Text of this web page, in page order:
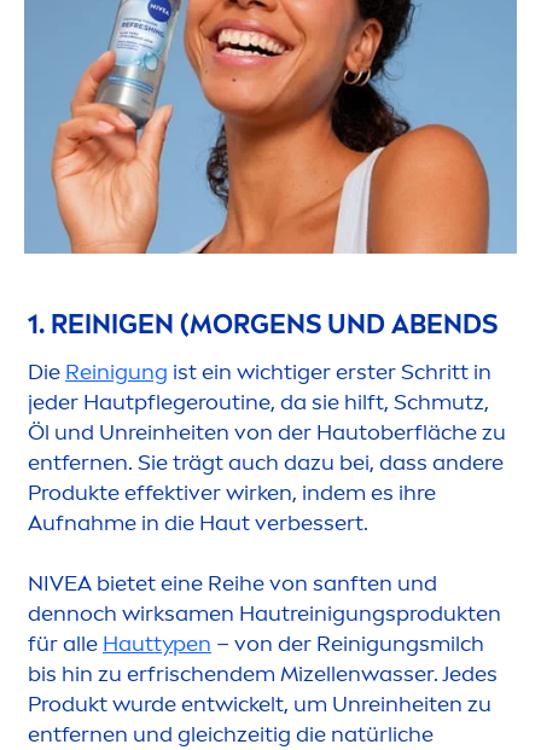
1. REINIGEN (MORGENS UND ABENDS
Die Reinigung ist ein wichtiger erster Schritt in
jeder Hautpflegeroutine, da sie hilft, Schmutz,
Öl und Unreinheiten von der Hautoberfläche zu
entfernen. Sie trägt auch dazu bei, dass andere
Produkte effektiver wirken, indem es ihre
Aufnahme in die Haut verbessert.
NIVEA bietet eine Reihe von sanften und
dennoch wirksamen Hautreinigungsprodukten
für alle Hauttypen – von der Reinigungsmilch
bis hin zu erfrischendem Mizellenwasser. Jedes
Produkt wurde entwickelt, um Unreinheiten zu
entfernen und gleichzeitig die natürliche